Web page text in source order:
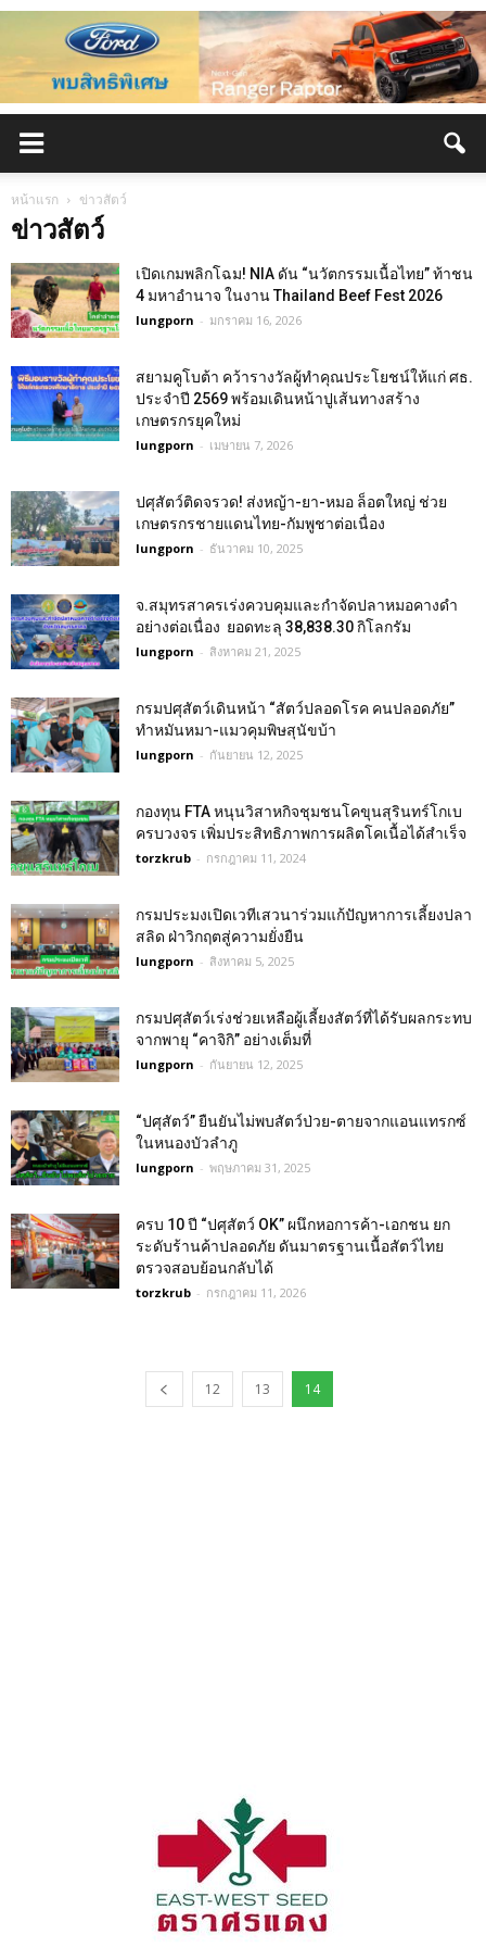
หน้าแรก ข่าวสัตว์
ข่าวสัตว์
เปิดเกมพลิกโฉม! NIA ดัน “นวัตกรรมเนื้อไทย” ท้าชน
4 มหาอำนาจ ในงาน Thailand Beef Fest 2026
lungporn - มกราคม 16, 2026
สยามคูโบต้า คว้ารางวัลผู้ทำคุณประโยชน์ให้แก่ ศธ.
ประจำปี 2569 พร้อมเดินหน้าปูเส้นทางสร้าง
เกษตรกรยุคใหม่
lungporn - เมษายน 7, 2026
ปศุสัตว์ติดจรวด! ส่งหญ้า-ยา-หมอ ล็อตใหญ่ ช่วย
เกษตรกรชายแดนไทย-กัมพูชาต่อเนื่อง
lungporn - ธันวาคม 10, 2025
จ.สมุทรสาครเร่งควบคุมและกำจัดปลาหมอคางดำ
อย่างต่อเนื่อง ยอดทะลุ 38,838.30 กิโลกรัม
lungporn - สิงหาคม 21, 2025
กรมปศุสัตว์เดินหน้า “สัตว์ปลอดโรค คนปลอดภัย”
ทำหมันหมา-แมวคุมพิษสุนัขบ้า
lungporn - กันยายน 12, 2025
กองทุน FTA หนุนวิสาหกิจชุมชนโคขุนสุรินทร์โกเบ
ครบวงจร เพิ่มประสิทธิภาพการผลิตโคเนื้อได้สำเร็จ
torzkrub - กรกฎาคม 11, 2024
กรมประมงเปิดเวทีเสวนาร่วมแก้ปัญหาการเลี้ยงปลา
สลิด ฝ่าวิกฤตสู่ความยั่งยืน
lungporn - สิงหาคม 5, 2025
กรมปศุสัตว์เร่งช่วยเหลือผู้เลี้ยงสัตว์ที่ได้รับผลกระทบ
จากพายุ “คาจิกิ” อย่างเต็มที่
lungporn - กันยายน 12, 2025
“ปศุสัตว์” ยืนยันไม่พบสัตว์ป่วย-ตายจากแอนแทรกซ์
ในหนองบัวลำภู
lungporn - พฤษภาคม 31, 2025
ครบ 10 ปี “ปศุสัตว์ OK” ผนึกหอการค้า-เอกชน ยก
ระดับร้านค้าปลอดภัย ดันมาตรฐานเนื้อสัตว์ไทย
ตรวจสอบย้อนกลับได้
torzkrub - กรกฎาคม 11, 2026
12 13 14